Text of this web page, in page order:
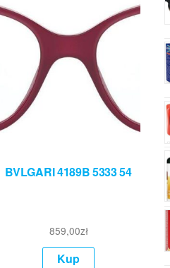
BVLGARI 4189B 5333 54
859,00zł
Kup